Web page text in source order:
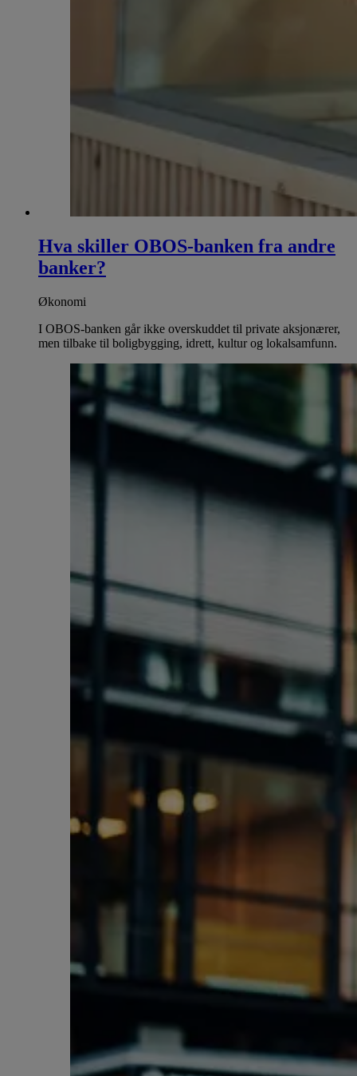
Hva skiller OBOS-banken fra andre
banker?
Økonomi
I OBOS-banken går ikke overskuddet til private aksjonærer,
men tilbake til boligbygging, idrett, kultur og lokalsamfunn.